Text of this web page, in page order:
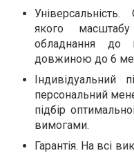
якого
обладнання до
довжиною до 6
Індивідуальний
персональний
підбір
вимогами.
Гарантія. На всі